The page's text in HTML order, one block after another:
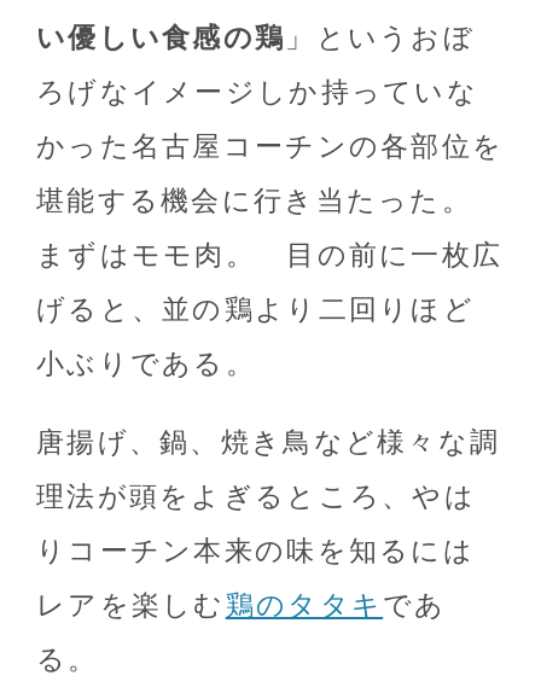
い優しい食感の鶏 」というおぼ
ろげなイメージしか持っていな
かった名古屋コーチンの各部位を
堪能する機会に行き当たった。
まずはモモ肉。 目の前に一枚広
げると、並の鶏より二回りほど
小ぶりである。
唐揚げ、鍋、焼き鳥など様々な調
理法が頭をよぎるところ、やは
りコーチン本来の味を知るには
レアを楽しむ鶏のタタキ であ
る。